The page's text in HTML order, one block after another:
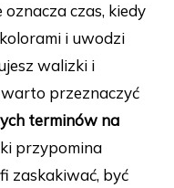
p
y
Li
n
k
czas, kiedy
i uwodzi
walizki i
przeznaczyć
terminów na
przypomina
zaskakiwać, być